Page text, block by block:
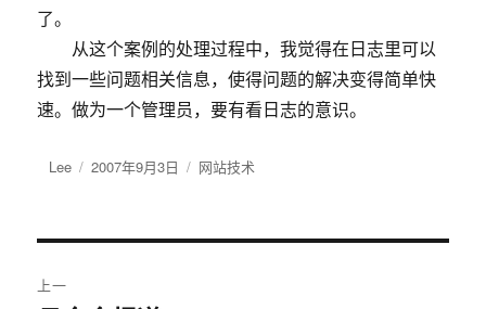
了。
从这个案例的处理过程中，我觉得在日志里可以
找到一些问题相关信息，使得问题的解决变得简单快
速。做为一个管理员，要有看日志的意识。
作
Lee
发
2007年9月3日
分
网站技术
上一